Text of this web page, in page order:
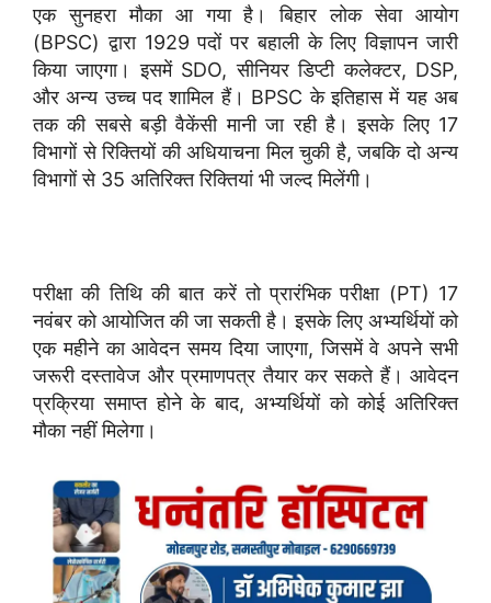
एक सुनहरा मौका आ गया है। बिहार लोक सेवा आयोग
(BPSC) द्वारा 1929 पदों पर बहाली के लिए विज्ञापन जारी
किया जाएगा। इसमें SDO, सीनियर डिप्टी कलेक्टर, DSP,
और अन्य उच्च पद शामिल हैं। BPSC के इतिहास में यह अब
तक की सबसे बड़ी वैकेंसी मानी जा रही है। इसके लिए 17
विभागों से रिक्तियों की अधियाचना मिल चुकी है, जबकि दो अन्य
विभागों से 35 अतिरिक्त रिक्तियां भी जल्द मिलेंगी।
परीक्षा की तिथि की बात करें तो प्रारंभिक परीक्षा (PT) 17
नवंबर को आयोजित की जा सकती है। इसके लिए अभ्यर्थियों को
एक महीने का आवेदन समय दिया जाएगा, जिसमें वे अपने सभी
जरूरी दस्तावेज और प्रमाणपत्र तैयार कर सकते हैं। आवेदन
प्रक्रिया समाप्त होने के बाद, अभ्यर्थियों को कोई अतिरिक्त
मौका नहीं मिलेगा।